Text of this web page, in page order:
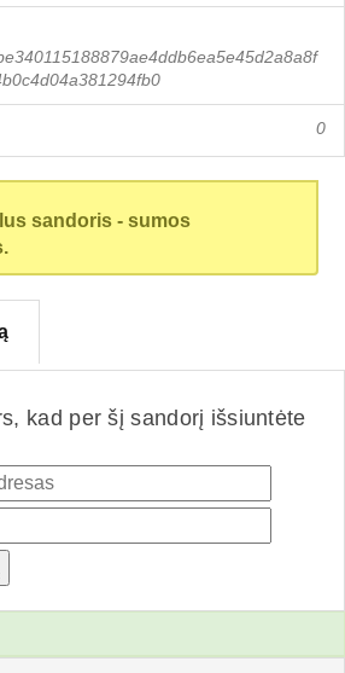
0
sandoris - sumos
kad per šį sandorį išsiuntėte